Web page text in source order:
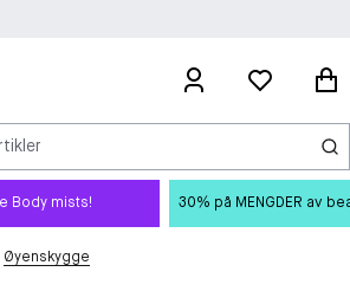
Body mists! 30% på MENGDER av
Øyenskygge